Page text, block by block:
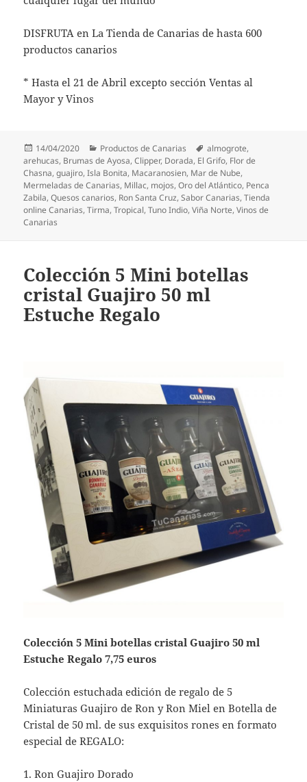
DISFRUTA en La Tienda de Canarias de hasta 600
productos canarios
* Hasta el 21 de Abril excepto sección Ventas al
Mayor y Vinos
Publicado
el
14/04/2020 Categorías
Productos de Canarias Etiquetas
almogrote,
arehucas, Brumas de Ayosa,Clipper, Dorada, El Grifo, Flor de
Chasna,guajiro,Isla Bonita, Macaranosien, Mar de Nube,
Mermeladas de Canarias, Millac, mojos,Oro del Atlántico, Penca
Zabila,Quesos canarios, Ron Santa Cruz,Sabor Canarias,Tienda
online Canarias,Tirma,Tropical,Tuno Indio,Viña Norte,Vinos de
Canarias
Colección 5 Mini botellas
cristal Guajiro 50 ml
Estuche Regalo
Colección 5 Mini botellas cristal Guajiro 50 ml
Estuche Regalo 7,75 euros
Colección estuchada edición de regalo de 5
Miniaturas Guajiro de Ron y Ron Miel en Botella de
Cristal de 50 ml. de sus exquisitos rones en formato
especial de REGALO:
1. Ron Guajiro Dorado